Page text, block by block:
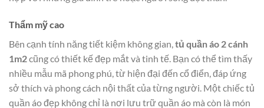
Thẩm mỹ cao
Bên cạnh tính năng tiết kiệm không gian,tủ quần áo 2 cánh
1m2cũng có thiết kế đẹp mắt và tinh tế. Bạn có thể tìm thấy
nhiều mẫu mã phong phú, từ hiện đại đến cổ điển, đáp ứng
sở thích và phong cách nội thất của từng người. Một chiếc tủ
quần áo đẹp không chỉ là nơi lưu trữ quần áo mà còn là món